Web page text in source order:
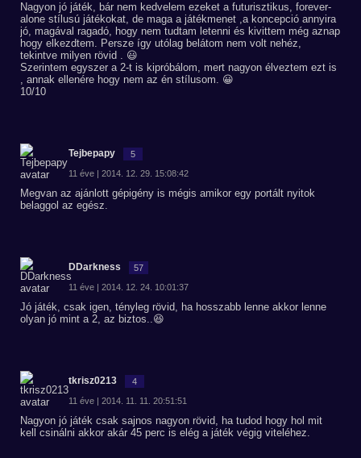
Nagyon jó játék, bár nem kedvelem ezeket a futurisztikus, forever-
alone stílusú játékokat, de maga a játékmenet ,a koncepció annyira
jó, magával ragadó, hogy nem tudtam letenni és kivittem még aznap
hogy elkezdtem. Persze így utólag belátom nem volt nehéz,
tekintve milyen rövid . 😃
Szerintem egyszer a 2-t is kipróbálom, mert nagyon élveztem ezt is
, annak ellenére hogy nem az én stílusom. 😀
10/10
Tejbepapy 5
11 éve | 2014. 12. 29. 15:08:42
Megvan az ajánlott gépigény is mégis amikor egy portált nyitok
belaggol az egész.
DDarkness 57
11 éve | 2014. 12. 24. 10:01:37
Jó játék, csak igen, tényleg rövid, ha hosszabb lenne akkor lenne
olyan jó mint a 2, az biztos..😆
tkrisz0213 4
11 éve | 2014. 11. 11. 20:51:51
Nagyon jó játék csak sajnos nagyon rövid, ha tudod hogy hol mit
kell csinálni akkor akár 45 perc is elég a játék végig viteléhez.